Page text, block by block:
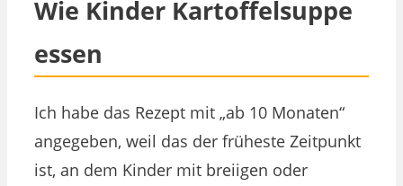
Wie Kinder Kartoffelsuppe
essen
Ich habe das Rezept mit „ab 10 Monaten“
angegeben, weil das der früheste Zeitpunkt
ist, an dem Kinder mit breiigen oder